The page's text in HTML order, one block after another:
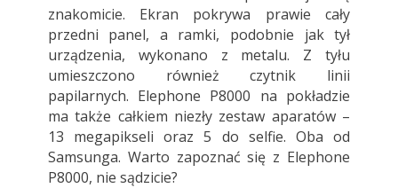
znakomicie. Ekran pokrywa prawie cały
przedni panel, a ramki, podobnie jak tył
urządzenia, wykonano z metalu. Z tyłu
umieszczono również czytnik linii
papilarnych. Elephone P8000 na pokładzie
ma także całkiem niezły zestaw aparatów –
13 megapikseli oraz 5 do selfie. Oba od
Samsunga. Warto zapoznać się z Elephone
P8000, nie sądzicie?